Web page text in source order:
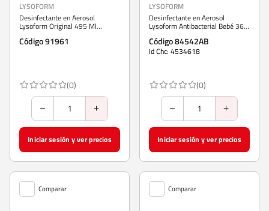
LYSOFORM
Desinfectante en Aerosol
Lysoform Original 495 Ml
Paquete 2 Unidades
Código 91961
(0)
Iniciar sesión y ver precios
LYSOFORM
Desinfectante en Aerosol
Lysoform Antibacterial Bebé 360
cc
Código 84542AB
Id Chc: 4534618
(0)
Iniciar sesión y ver precios
Comparar Comparar